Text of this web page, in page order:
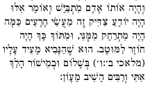
וְהָיָה אוֹתוֹ אָדָם מִתְבַּיֵּשׁ וְאוֹמֵר אִלּוּ
הָיָה יוֹדֵעַ צַדִּיק זֶה מַעֲשַׂי הָרָעִים כַּמָּה
הָיָה מִתְרַחֵק מִמֶּנִּי, וּמִתּוֹךְ כָּךְ הָיָה
חוֹזֵר לַמּוּטָב. הוּא שֶׁהַנָּבִיא מֵעִיד עָלָיו
(מלאכי ב׳:ו׳) בְּשָׁלוֹם וּבְמִישׁוֹר הָלַךְ
אִתִּי וְרַבִּים הֵשִׁיב מֵעָוֹן: